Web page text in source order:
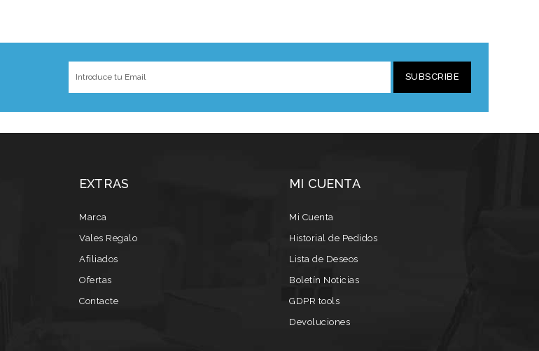
SUBSCRIBE
EXTRAS
Marca
Vales Regalo
Afiliados
Ofertas
Contacte
MI CUENTA
Mi Cuenta
Historial de Pedidos
Lista de Deseos
Boletín Noticias
GDPR tools
Devoluciones